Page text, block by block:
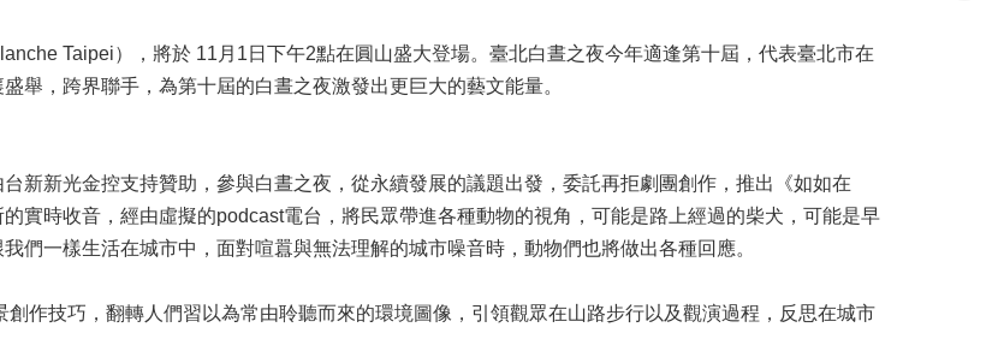
Taipei），將於 11月1日下午2點在圓山盛大登場。臺北白晝之夜今年適逢第十屆，代表臺北市在
舉，跨界聯手，為第十屆的白晝之夜激發出更巨大的藝文能量。
新新光金控支持贊助，參與白晝之夜，從永續發展的議題出發，委託再拒劇團創作，推出《如如在
實時收音，經由虛擬的podcast電台，將民眾帶進各種動物的視角，可能是路上經過的柴犬，可能是早
們一樣生活在城市中，面對喧囂與無法理解的城市噪音時，動物們也將做出各種回應。
作技巧，翻轉人們習以為常由聆聽而來的環境圖像，引領觀眾在山路步行以及觀演過程，反思在城市